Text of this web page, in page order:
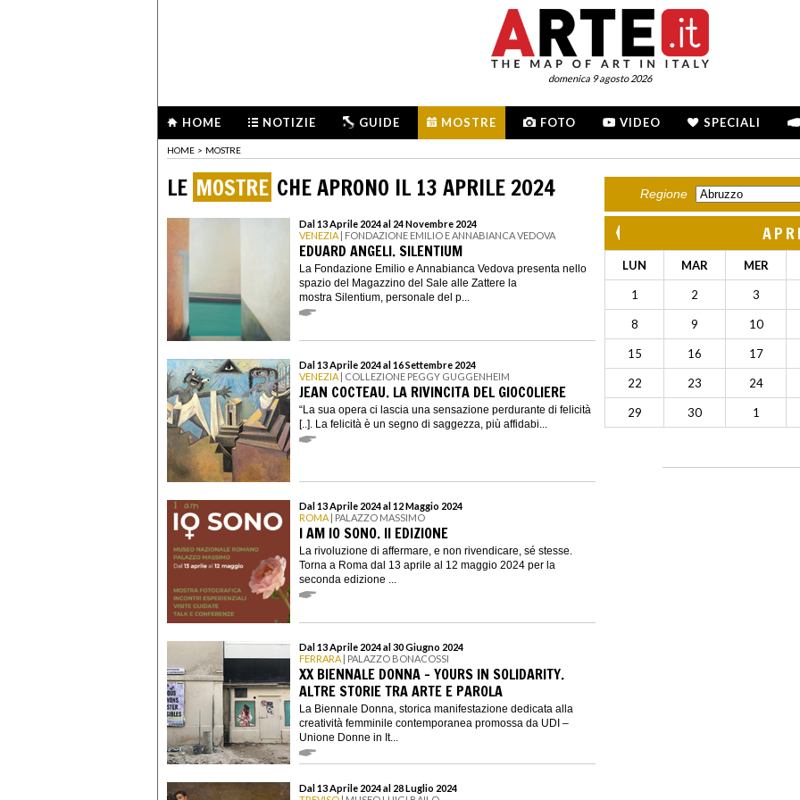
domenica 9 agosto 2026
HOME NOTIZIE GUIDE MOSTRE FOTO VIDEO SPECIALI
HOME > MOSTRE
LE MOSTRE CHE APRONO IL 13 APRILE 2024
Dal 13 Aprile 2024 al 24 Novembre 2024
VENEZIA | FONDAZIONE EMILIO E ANNABIANCA VEDOVA
EDUARD ANGELI. SILENTIUM
La Fondazione Emilio e Annabianca Vedova presenta nello
spazio del Magazzino del Sale alle Zattere la
mostra Silentium, personale del p...
Dal 13 Aprile 2024 al 16 Settembre 2024
VENEZIA | COLLEZIONE PEGGY GUGGENHEIM
JEAN COCTEAU. LA RIVINCITA DEL GIOCOLIERE
“La sua opera ci lascia una sensazione perdurante di felicità
[..]. La felicità è un segno di saggezza, più affidabi...
Dal 13 Aprile 2024 al 12 Maggio 2024
ROMA | PALAZZO MASSIMO
I AM IO SONO. II EDIZIONE
La rivoluzione di affermare, e non rivendicare, sé stesse.
Torna a Roma dal 13 aprile al 12 maggio 2024 per la
seconda edizione ...
Dal 13 Aprile 2024 al 30 Giugno 2024
FERRARA | PALAZZO BONACOSSI
XX BIENNALE DONNA - YOURS IN SOLIDARITY.
ALTRE STORIE TRA ARTE E PAROLA
La Biennale Donna, storica manifestazione dedicata alla
creatività femminile contemporanea promossa da UDI –
Unione Donne in It...
Dal 13 Aprile 2024 al 28 Luglio 2024
Regione
LUN MAR MER
1 2 3
8 9 10
15 16 17
22 23 24
29 30 1